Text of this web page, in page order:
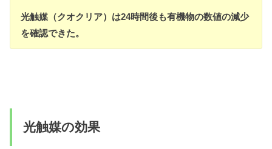
光触媒（クオクリア）は24時間後も有機物の数値の減少
を確認できた。
光触媒の効果